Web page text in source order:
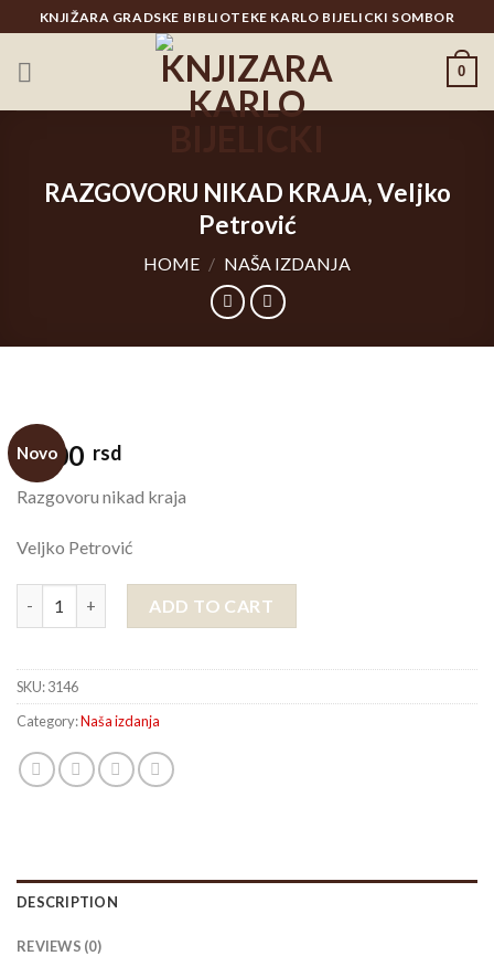
to
content
KNJIŽARA GRADSKE BIBLIOTEKE KARLO BIJELICKI SOMBOR
0
RAZGOVORU NIKAD KRAJA, Veljko
Petrović
HOME / NAŠA IZDANJA
Novo
1.500 rsd
Razgovoru nikad kraja
Veljko Petrović
ADD TO CART
SKU:3146
Category:Naša izdanja
DESCRIPTION
REVIEWS (0)